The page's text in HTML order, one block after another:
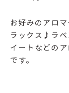
お好みのアロ
ラックス♪ラベ
イートなどの
です。